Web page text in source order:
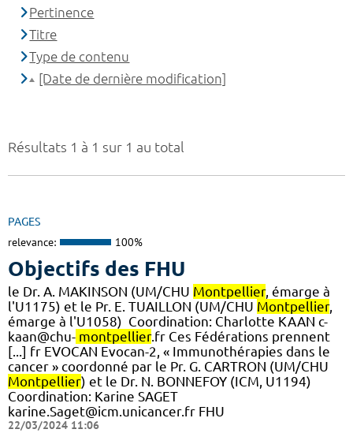
Résultats 1 à 1 sur 1 au total
PAGES
relevance: 100%
Objectifs des FHU
le Dr. A. MAKINSON (UM/CHU Montpellier, émarge à
l'U1175) et le Pr. E. TUAILLON (UM/CHU Montpellier,
émarge à l'U1058) ​ Coordination: Charlotte KAAN c-
kaan@chu- montpellier.fr Ces Fédérations prennent
[...] fr EVOCAN Evocan-2, « Immunothérapies dans le
cancer » coordonné par le Pr. G. CARTRON (UM/CHU
Montpellier) et le Dr. N. BONNEFOY (ICM, U1194)
Coordination: Karine SAGET
karine.Saget@icm.unicancer.fr FHU
22/03/2024 11:06
Pertinence
Titre
Type de contenu
[Date de dernière modification]